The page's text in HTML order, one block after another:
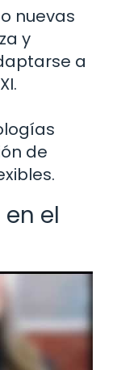
nuevas
y
a
de
el